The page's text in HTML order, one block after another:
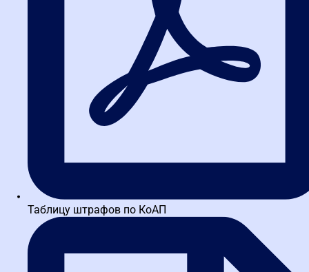
Таблицу штрафов по КоАП
Заказать звонок